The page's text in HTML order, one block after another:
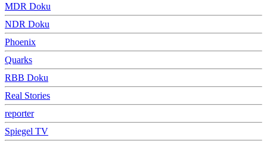
MDR Doku
NDR Doku
Phoenix
Quarks
RBB Doku
Real Stories
reporter
Spiegel TV